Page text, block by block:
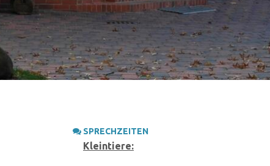
SPRECHZEITEN
Kleintiere: